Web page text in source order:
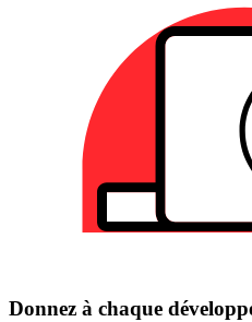
Donnez à chaque